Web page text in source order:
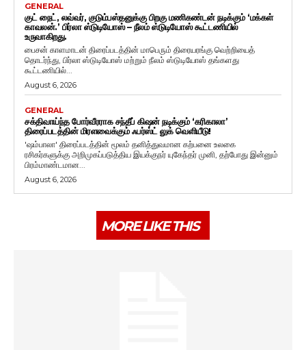
GENERAL
குட் நைட், லவ்வர், குடும்பஸ்தனுக்கு பிறகு மணிகண்டன் நடிக்கும் ‘மக்கள்
காவலன்.’ பிர்லா ஸ்டுடியோஸ் – நீலம் ஸ்டுடியோஸ் கூட்டணியில்
உருவாகிறது.
பைசன் காளமாடன் திரைப்படத்தின் மாபெரும் திரையரங்கு வெற்றியைத்
தொடர்ந்து, பிர்லா ஸ்டுடியோஸ் மற்றும் நீலம் ஸ்டுடியோஸ் தங்களது
கூட்டணியில்...
August 6, 2026
GENERAL
சக்திவாய்ந்த போர்வீரராக சந்தீப் கிஷன் நடிக்கும் ‘கரிகாலா’
திரைப்படத்தின் மிரளவைக்கும் ஃபர்ஸ்ட் லுக் வெளியீடு!
'ஷம்பாலா' திரைப்படத்தின் மூலம் தனித்துவமான கற்பனை உலகை
ரசிகர்களுக்கு அறிமுகப்படுத்திய இயக்குநர் யுகேந்தர் முனி, தற்போது இன்னும்
பிரம்மாண்டமான...
August 6, 2026
MORE LIKE THIS